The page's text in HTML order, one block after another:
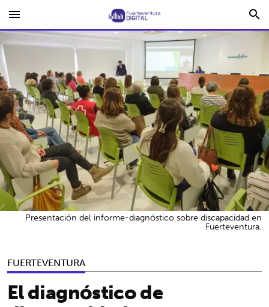
menu search
FUERTEVENTURA
El diagnóstico de
Presentación del informe-diagnóstico sobre discapacidad en
Fuerteventura.